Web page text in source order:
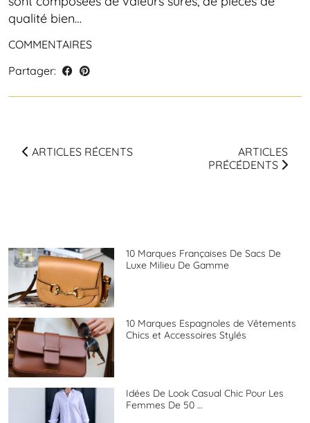
qualité bien…
COMMENTAIRES
Partager:
ARTICLES RÉCENTS
ARTICLES
PRÉCÉDENTS
10 Marques Françaises De Sacs De
Luxe Milieu De Gamme
10 Marques Espagnoles de Vêtements
Chics et Accessoires Stylés
Idées De Look Casual Chic Pour Les
Femmes De 50 …